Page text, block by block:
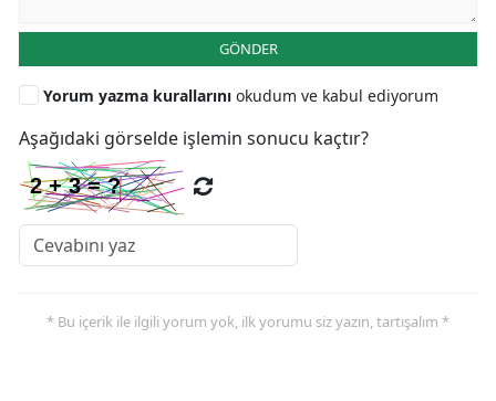
GÖNDER
Yorum yazma kurallarını okudum ve kabul ediyorum
Aşağıdaki görselde işlemin sonucu kaçtır?
* Bu içerik ile ilgili yorum yok, ilk yorumu siz yazın, tartışalım *